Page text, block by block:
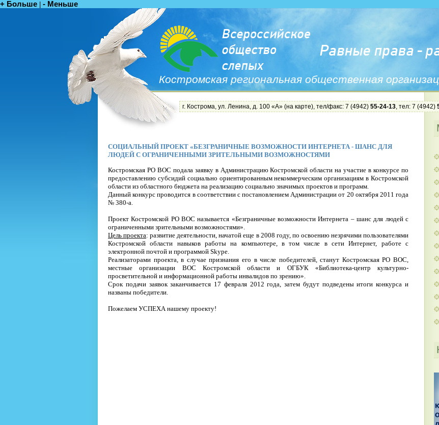
+ Больше - Меньше
Костромская региональная общественная
г. Кострома, ул. Ленина, д. 100 «А» (на карте), тел/факс: 7 (4942) 55-24-13, тел: 7 (4942)
СОЦИАЛЬНЫЙ ПРОЕКТ «БЕЗГРАНИЧНЫЕ ВОЗМОЖНОСТИ ИНТЕРНЕТА - ШАНС ДЛЯ
ЛЮДЕЙ С ОГРАНИЧЕННЫМИ ЗРИТЕЛЬНЫМИ ВОЗМОЖНОСТЯМИ
Костромская РО ВОС подала заявку в Администрацию Костромской области на участие в конкурсе по
предоставлению субсидий социально ориентированным некоммерческим организациям в Костромской
области из областного бюджета на реализацию социально значимых проектов и программ.
Данный конкурс проводится в соответствии с постановлением Администрации от 20 октября 2011 года
№ 380-а.
Проект Костромской РО ВОС называется «Безграничные возможности Интернета – шанс для людей с
ограниченными зрительными возможностями».
Цель проекта: развитие деятельности, начатой еще в 2008 году, по освоению незрячими пользователями
Костромской области навыков работы на компьютере, в том числе в сети Интернет, работе с
электронной почтой и программой Skype.
Реализаторами проекта, в случае признания его в числе победителей, станут Костромская РО ВОС,
местные организации ВОС Костромской области и ОГБУК «Библиотека-центр культурно-
просветительной и информационной работы инвалидов по зрению».
Срок подачи заявок заканчивается 17 февраля 2012 года, затем будут подведены итоги конкурса и
названы победители.
Пожелаем УСПЕХА нашему проекту!